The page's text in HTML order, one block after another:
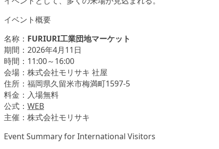
イベント概要
名称： FURIURI工業団地マーケット
期間：2026年4月11日
時間：11:00～16:00
会場：株式会社モリサキ 社屋
住所：福岡県久留米市梅満町1597-5
料金：入場無料
公式： WEB
主催：株式会社モリサキ
Event Summary for International Visitors